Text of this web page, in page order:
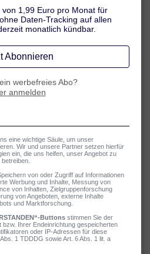
Kopfschmerzen
bei akuten
und besitzt eine sehr gute
wird auf verspannte oder
und kann auch bei Kindern ab
werden.